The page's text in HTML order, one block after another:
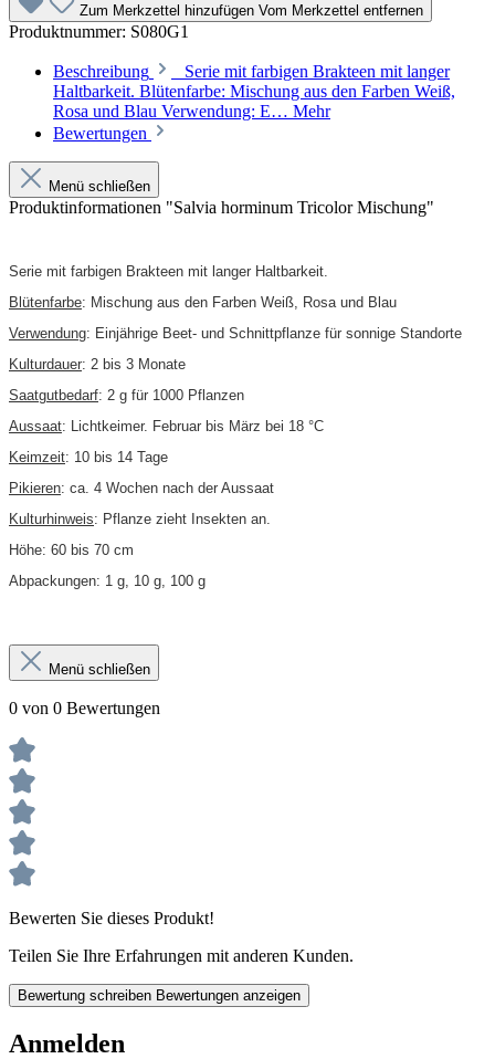
Zum Merkzettel hinzufügen Vom Merkzettel entfernen
Produktnummer: S080G1
Beschreibung
Serie mit farbigen Brakteen mit langer
Haltbarkeit. Blütenfarbe: Mischung aus den Farben Weiß,
Rosa und Blau Verwendung: E… Mehr
Bewertungen
Menü schließen
Produktinformationen "Salvia horminum Tricolor Mischung"
Serie mit farbigen Brakteen mit langer Haltbarkeit.
Blütenfarbe: Mischung aus den Farben Weiß, Rosa und Blau
Verwendung: Einjährige Beet- und Schnittpflanze für sonnige Standorte
Kulturdauer: 2 bis 3 Monate
Saatgutbedarf: 2 g für 1000 Pflanzen
Aussaat: Lichtkeimer. Februar bis März bei 18 °C
Keimzeit: 10 bis 14 Tage
Pikieren: ca. 4 Wochen nach der Aussaat
Kulturhinweis: Pflanze zieht Insekten an.
Höhe: 60 bis 70 cm
Abpackungen: 1 g, 10 g, 100 g
Menü schließen
0 von 0 Bewertungen
Bewerten Sie dieses Produkt!
Teilen Sie Ihre Erfahrungen mit anderen Kunden.
Bewertung schreiben Bewertungen anzeigen
Anmelden